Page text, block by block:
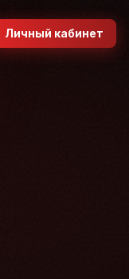
Личный кабинет